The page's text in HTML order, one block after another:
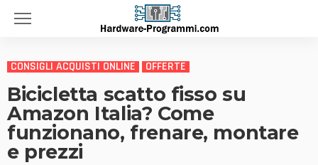
CONSIGLI ACQUISTI ONLINE OFFERTE
Bicicletta scatto fisso su
Amazon Italia? Come
funzionano, frenare, montare
e prezzi